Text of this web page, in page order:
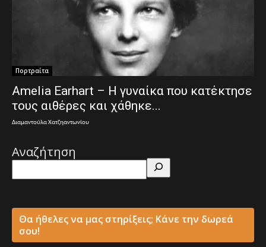
Πορτραίτα
Amelia Earhart – Η γυναίκα που κατέκτησε
τους αιθέρες και χάθηκε...
Διαμαντούλα Χατζηαντωνίου
Αναζήτηση
Θα ήθελες να μας στηρίξεις; Κάνε την δωρεά
σου!